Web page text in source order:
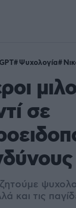
Ψυχολογία
σε
και τις